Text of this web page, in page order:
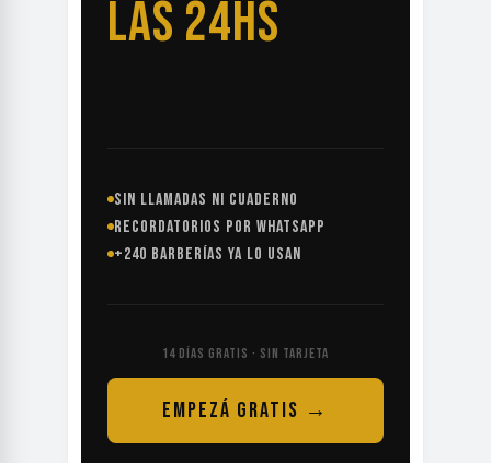
LAS 24HS
SIN LLAMADAS NI CUADERNO
RECORDATORIOS POR WHATSAPP
+240 BARBERÍAS YA LO USAN
14 DÍAS GRATIS · SIN TARJETA
EMPEZÁ GRATIS →